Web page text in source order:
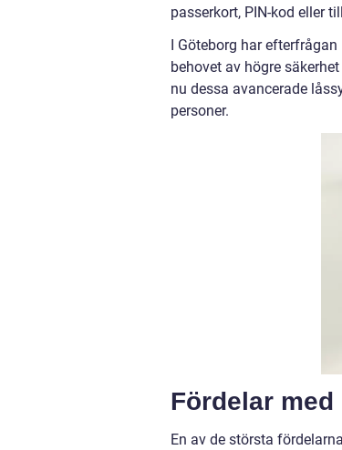
passerkort, PIN-kod eller
I Göteborg har
behovet av högre
nu dessa avancerade
personer.
Fördelar
En av de största